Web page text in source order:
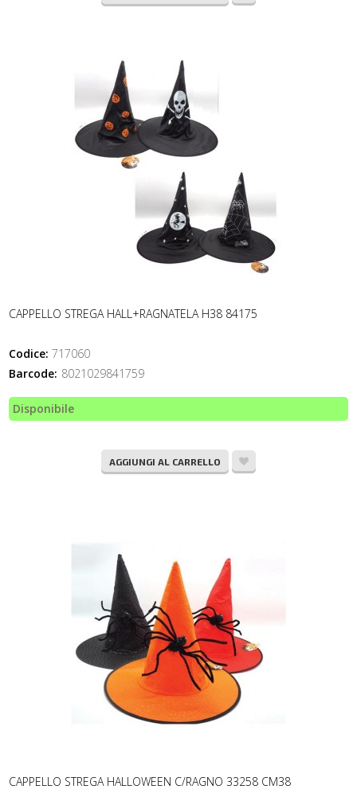
CAPPELLO STREGA HALL+RAGNATELA H38 84175
Codice: 717060
Barcode: 8021029841759
Disponibile
AGGIUNGI AL CARRELLO
CAPPELLO STREGA HALLOWEEN C/RAGNO 33258 CM38